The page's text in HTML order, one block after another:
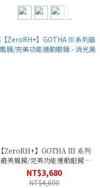
【ZeroRH+】GOTHA III 系列
最美風鏡/完美功能運動眼鏡 -
消光黑
NT$3,680
NT$4,600